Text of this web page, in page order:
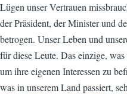
Lügen unser Vertrauen
der Präsident, der Minister und
betrogen. Unser Leben und
für diese Leute. Das einzige,
um ihre eigenen Interessen zu
was in unserem Land passiert,